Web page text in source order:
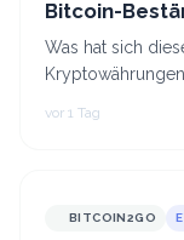
Bitcoin-
Was hat sich
vor 1 Tag
BITCOIN2GO